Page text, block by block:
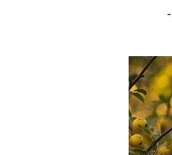
- prof educație